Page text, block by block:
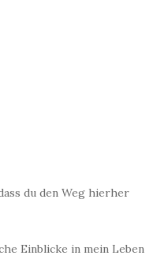
du den Weg hierher
Einblicke in mein Leben